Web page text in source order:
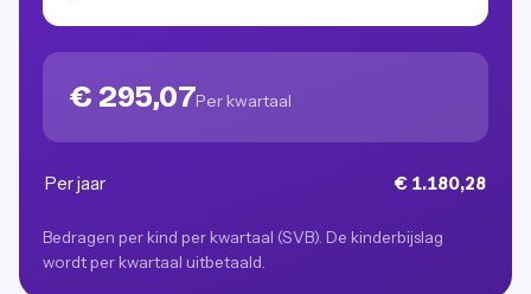
€ 295,07Per kwartaal
Per jaar € 1.180,28
Bedragen per kind per kwartaal (SVB). De kinderbijslag
wordt per kwartaal uitbetaald.